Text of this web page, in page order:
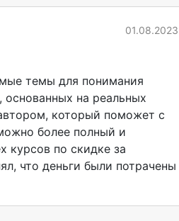
01.08.2023
темы для понимания
основанных на реальных
который поможет с
более полный и
курсов по скидке за
что деньги были потрачены